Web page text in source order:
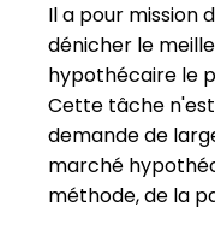
Il a pour mission
dénicher le
hypothécaire le
Cette tâche
demande de
marché
méthode, de la